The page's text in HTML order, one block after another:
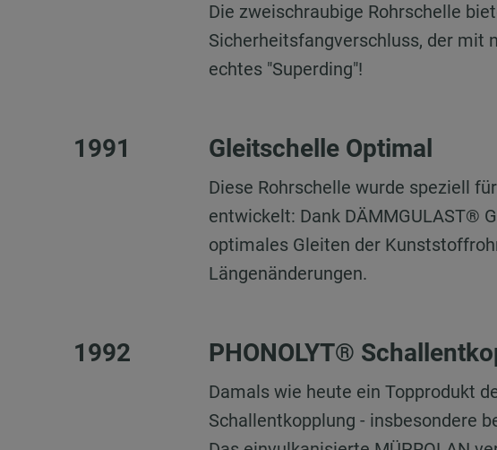
Die zweischraubige Rohrschelle
Sicherheitsfangverschluss, der mit
echtes "Superding"!
1991 Gleitschelle Optimal
Diese Rohrschelle wurde speziell
entwickelt: Dank DÄMMGULAST®
optimales Gleiten der
Längenänderungen.
1992 PHONOLYT®
Damals wie heute ein Topprodukt
Schallentkopplung - insbesondere